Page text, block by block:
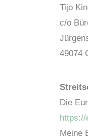
Tijo
c/o
49074
Die
Meine